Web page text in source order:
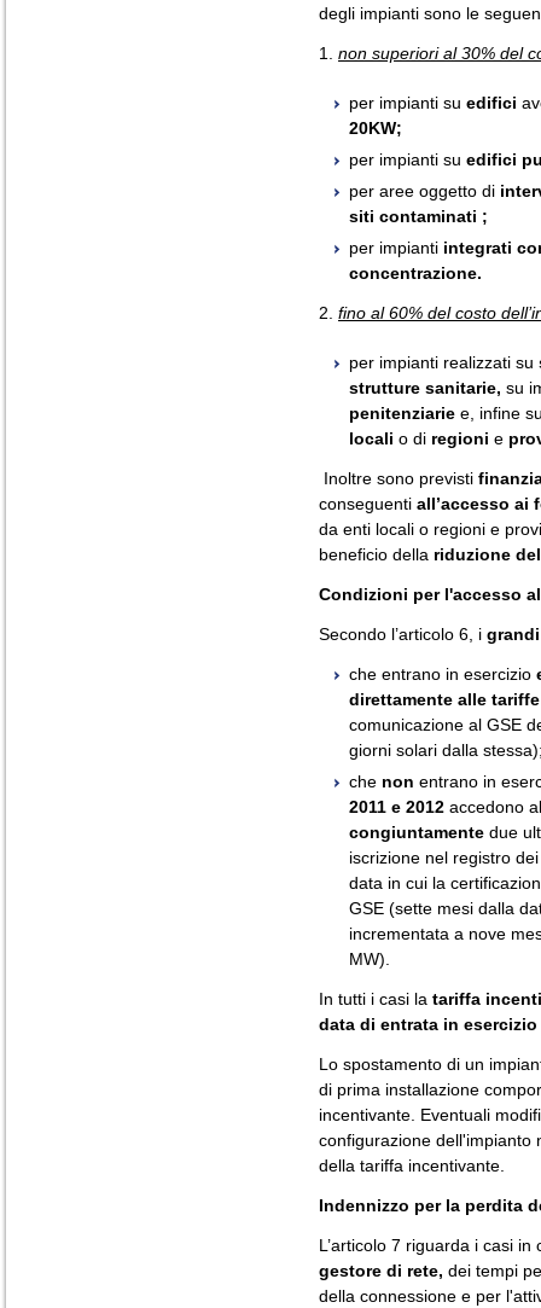
degli impianti sono le
1. non superiori al 30% del
per impianti su edifici
20KW;
per impianti su edifici
per aree oggetto di
siti contaminati ;
per impianti integrati
concentrazione.
2. fino al 60% del costo
per impianti realizzati su
strutture sanitarie, su
penitenziarie e, infine
locali o di regioni e
Inoltre sono previsti
conseguenti all’accesso ai
da enti locali o regioni e
beneficio della riduzione
Condizioni per l'accesso
Secondo l’articolo 6, i
che entrano in esercizio
direttamente alle
comunicazione al GSE
giorni solari dalla
che non entrano in
2011 e 2012 accedono
congiuntamente due
iscrizione nel registro
data in cui la
GSE (sette mesi dalla
incrementata a nove
MW).
In tutti i casi la tariffa
data di entrata in
Lo spostamento di un
di prima installazione
incentivante. Eventuali
configurazione dell'impianto
della tariffa incentivante.
Indennizzo per la perdita
L’articolo 7 riguarda i casi in
gestore di rete, dei tempi
della connessione e per